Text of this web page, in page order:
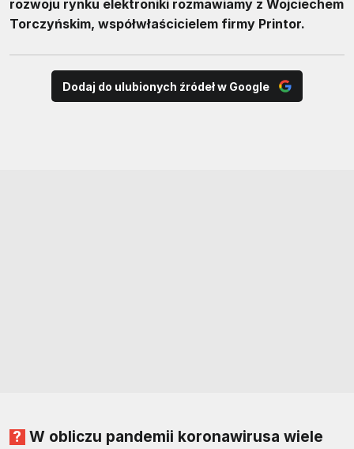
rozwoju rynku elektroniki rozmawiamy z Wojciechem
Torczyńskim, współwłaścicielem firmy Printor.
Dodaj do ulubionych źródeł w Google
W obliczu pandemii koronawirusa wiele